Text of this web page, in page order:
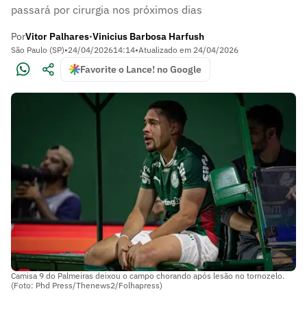
passará por cirurgia nos próximos dias
PorVitor Palhares•Vinicius Barbosa Harfush
São Paulo (SP)•24/04/202614:14•Atualizado em 24/04/2026
Favorite o Lance! no Google
Camisa 9 do Palmeiras deixou o campo chorando após lesão no tornozelo.
(Foto: Phd Press/Thenews2/Folhapress)